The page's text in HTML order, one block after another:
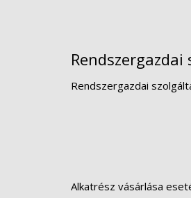
Rendszergazdai
Alkatrész vásárlása